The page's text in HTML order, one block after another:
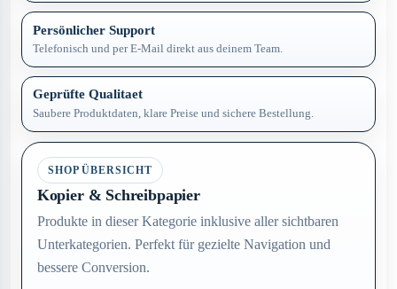
Persönlicher Support
Telefonisch und per E-Mail direkt aus deinem Team.
Geprüfte Qualitaet
Saubere Produktdaten, klare Preise und sichere Bestellung.
SHOP ÜBERSICHT
Kopier & Schreibpapier
Produkte in dieser Kategorie inklusive aller sichtbaren
Unterkategorien. Perfekt für gezielte Navigation und
bessere Conversion.